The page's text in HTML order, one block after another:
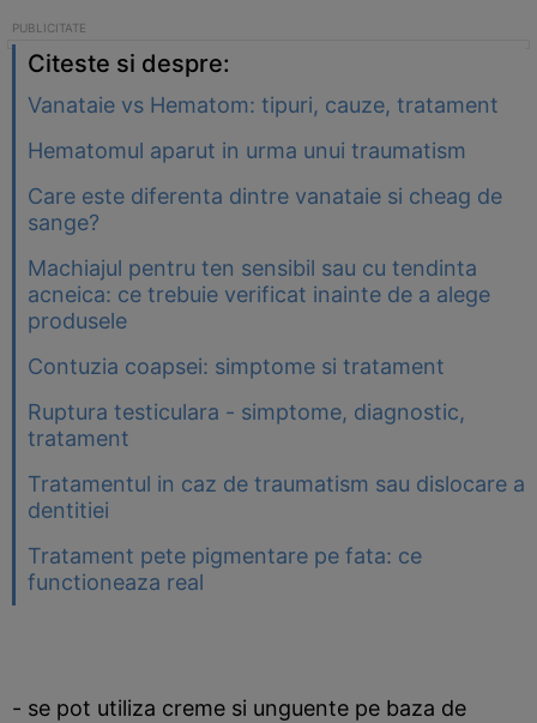
Citeste si despre:
Vanataie vs Hematom: tipuri, cauze, tratament
Hematomul aparut in urma unui traumatism
Care este diferenta dintre vanataie si cheag de
sange?
Machiajul pentru ten sensibil sau cu tendinta
acneica: ce trebuie verificat inainte de a alege
produsele
Contuzia coapsei: simptome si tratament
Ruptura testiculara - simptome, diagnostic,
tratament
Tratamentul in caz de traumatism sau dislocare a
dentitiei
Tratament pete pigmentare pe fata: ce
functioneaza real
- se pot utiliza creme si unguente pe baza de